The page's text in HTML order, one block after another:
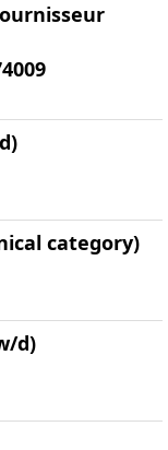
category)
d)